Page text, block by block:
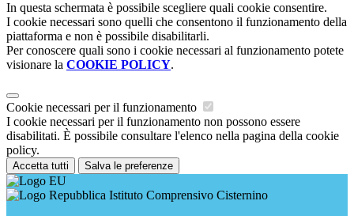
In questa schermata è possibile scegliere quali cookie consentire.
I cookie necessari sono quelli che consentono il funzionamento della
piattaforma e non è possibile disabilitarli.
Per conoscere quali sono i cookie necessari al funzionamento potete
visionare la COOKIE POLICY.
Cookie necessari per il funzionamento
I cookie necessari per il funzionamento non possono essere
disabilitati. È possibile consultare l'elenco nella pagina della cookie
policy.
Accetta tutti Salva le preferenze
Istituto Comprensivo Cisternino